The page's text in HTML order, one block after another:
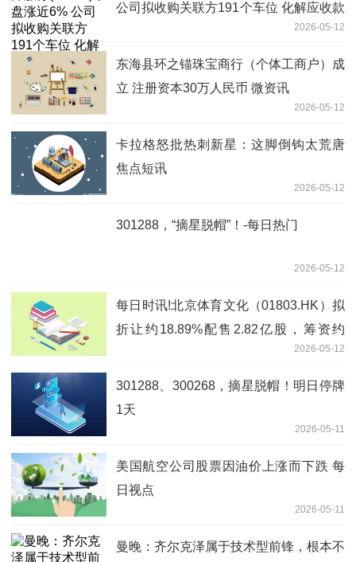
公司拟收购关联方191个车位 化解应收款
2026-05-12
东海县环之锚珠宝商行（个体工商户）成
立 注册资本30万人民币 微资讯
2026-05-12
卡拉格怒批热刺新星：这脚倒钩太荒唐
焦点短讯
2026-05-12
301288，“摘星脱帽”！-每日热门
2026-05-12
每日时讯!北京体育文化（01803.HK）拟
折让约18.89%配售2.82亿股，筹资约
2026-05-12
301288、300268，摘星脱帽！明日停牌
1天
2026-05-11
美国航空公司股票因油价上涨而下跌 每
日视点
2026-05-11
曼晚：齐尔克泽属于技术型前锋，根本不